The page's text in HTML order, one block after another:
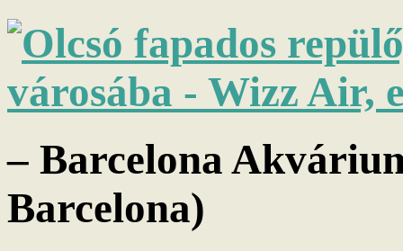
– Barcelona
Barcelona)